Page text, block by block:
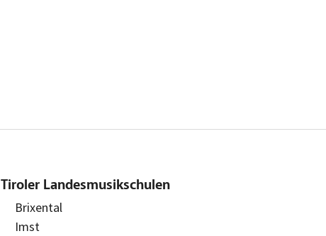
Tiroler Landesmusikschulen
Brixental
Imst